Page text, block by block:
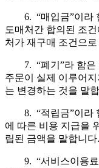
6. “매입금”이라
도매처간 합의된 조
처가 재구매 조건으
7. “폐기”라 함
주문이 실제 이루어
는 변경하는 것을 말
8. “적립금”이라
에 따른 비용 지급을
립된 금액을 말합니다.
9. “서비스이용